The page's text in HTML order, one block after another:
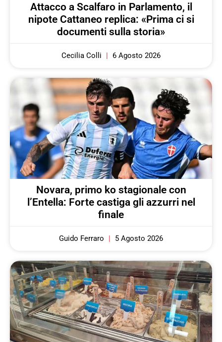
Attacco a Scalfaro in Parlamento, il
nipote Cattaneo replica: «Prima ci si
documenti sulla storia»
Cecilia Colli 6 Agosto 2026
Novara, primo ko stagionale con
l’Entella: Forte castiga gli azzurri nel
finale
Guido Ferraro 5 Agosto 2026